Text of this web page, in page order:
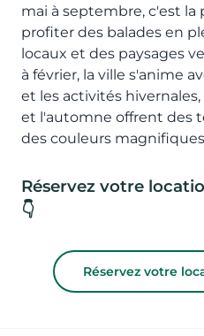
mai à septembre, c'est la
profiter des balades en
locaux et des paysages
à février, la ville s'anime
et les activités
et l'automne offrent des
des couleurs
Réservez votre
👇
Réservez votre